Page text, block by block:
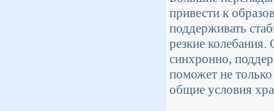
привести к
поддерживать
резкие
синхронно,
поможет не
общие условия